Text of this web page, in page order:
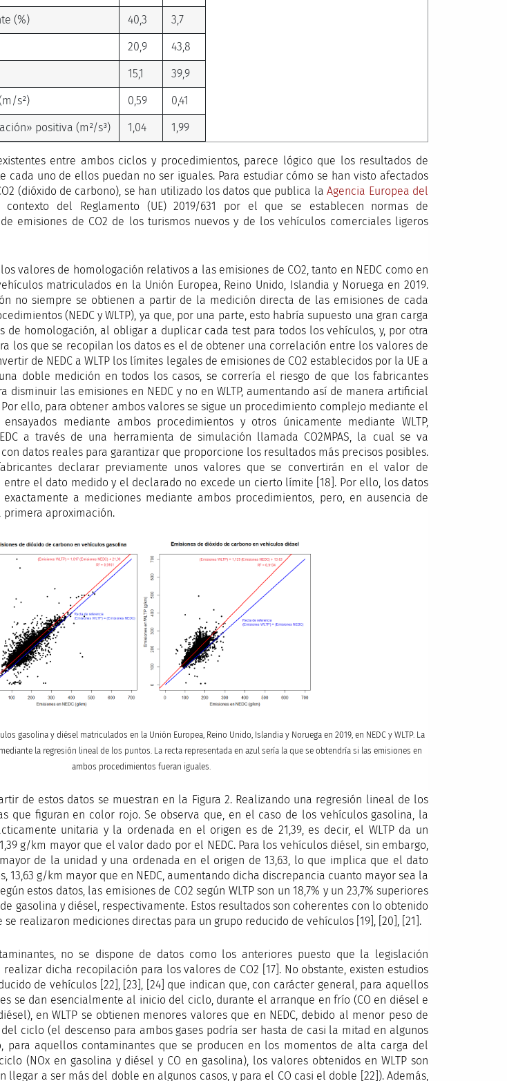
(%) 40,3 3,7
20,9 43,8
15,1 39,9
s²) 0,59 0,41
positiva (m²/s³) 1,04 1,99
entre ambos ciclos y procedimientos, parece lógico que los resultados de
cada uno de ellos puedan no ser iguales. Para estudiar cómo se han visto afectados
(dióxido de carbono), se han utilizado los datos que publica laAgencia Europea del
del Reglamento (UE) 2019/631 por el que se establecen normas de
emisiones de CO2 de los turismos nuevos y de los vehículos comerciales ligeros
valores de homologación relativos a las emisiones de CO2, tanto en NEDC como en
matriculados en la Unión Europea, Reino Unido, Islandia y Noruega en 2019.
no siempre se obtienen a partir de la medición directa de las emisiones de cada
(NEDC y WLTP), ya que, por una parte, esto habría supuesto una gran carga
de homologación, al obligar a duplicar cada test para todos los vehículos, y, por otra
los que se recopilan los datos es el de obtener una correlación entre los valores de
de NEDC a WLTP los límites legales de emisiones de CO2 establecidos por la UE a
doble medición en todos los casos, se correría el riesgo de que los fabricantes
disminuir las emisiones en NEDC y no en WLTP, aumentando así de manera artificial
ello, para obtener ambos valores se sigue un procedimiento complejo mediante el
mediante ambos procedimientos y otros únicamente mediante WLTP,
a través de una herramienta de simulación llamada CO2MPAS, la cual se va
datos reales para garantizar que proporcione los resultados más precisos posibles.
declarar previamente unos valores que se convertirán en el valor de
el dato medido y el declarado no excede un cierto límite [18]. Por ello, los datos
a mediciones mediante ambos procedimientos, pero, en ausencia de
primera aproximación.
gasolina y diésel matriculados en la Unión Europea, Reino Unido, Islandia y Noruega en 2019, en NEDC y WLTP. La
la regresión lineal de los puntos. La recta representada en azul sería la que se obtendría si las emisiones en
ambos procedimientos fueran iguales.
de estos datos se muestran en la Figura 2. Realizando una regresión lineal de los
que figuran en color rojo. Se observa que, en el caso de los vehículos gasolina, la
unitaria y la ordenada en el origen es de 21,39, es decir, el WLTP da un
g/km mayor que el valor dado por el NEDC. Para los vehículos diésel, sin embargo,
de la unidad y una ordenada en el origen de 13,63, lo que implica que el dato
13,63 g/km mayor que en NEDC, aumentando dicha discrepancia cuanto mayor sea la
estos datos, las emisiones de CO2 según WLTP son un 18,7% y un 23,7% superiores
gasolina y diésel, respectivamente. Estos resultados son coherentes con lo obtenido
se realizaron mediciones directas para un grupo reducido de vehículos [19], [20], [21].
no se dispone de datos como los anteriores puesto que la legislación
dicha recopilación para los valores de CO2 [17]. No obstante, existen estudios
de vehículos [22], [23], [24] que indican que, con carácter general, para aquellos
se dan esencialmente al inicio del ciclo, durante el arranque en frío (CO en diésel e
en WLTP se obtienen menores valores que en NEDC, debido al menor peso de
ciclo (el descenso para ambos gases podría ser hasta de casi la mitad en algunos
para aquellos contaminantes que se producen en los momentos de alta carga del
(NOx en gasolina y diésel y CO en gasolina), los valores obtenidos en WLTP son
llegar a ser más del doble en algunos casos, y para el CO casi el doble [22]). Además,